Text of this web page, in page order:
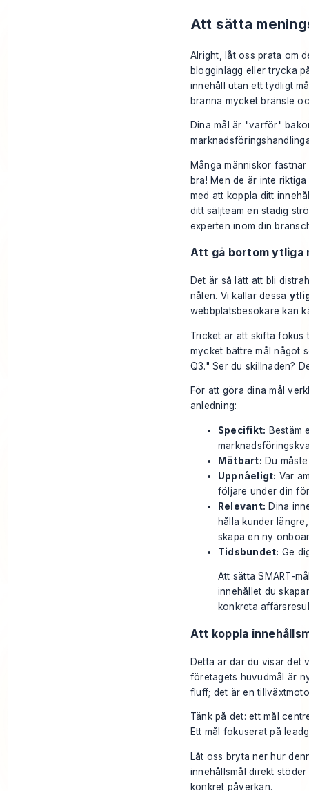
Att sätta
Alright, låt oss prata om
blogginlägg eller trycka
innehåll utan ett tydligt
bränna mycket bränsle
Dina mål är "varför"
Många människor
bra! Men de är inte
med att koppla ditt
ditt säljteam en stadig
experten inom din
Att gå bortom ytliga
Det är så lätt att bli
nålen. Vi kallar dessa
webbplatsbesökare kan
Tricket är att skifta fokus
mycket bättre mål något
Q3." Ser du skillnaden?
För att göra dina mål
anledning:
Specifikt: Bestäm
Mätbart: Du
Uppnåeligt: Var
följare under din
Relevant: Dina
hålla kunder
skapa en ny
Tidsbundet: Ge
Att sätta SMART-
innehållet du
konkreta
Att koppla
Detta är där du visar det
företagets huvudmål är
fluff; det är en
Tänk på det: ett mål
Ett mål fokuserat på
Låt oss bryta ner hur
innehållsmål direkt
konkret påverkan.